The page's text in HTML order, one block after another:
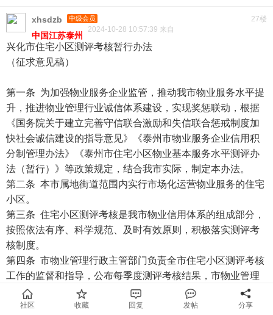
27楼
xhsdzb 中级会员
2024-10-28 10:57:39 来自
中国江苏泰州
兴化市住宅小区测评考核暂行办法
（征求意见稿）
第一条 为加强物业服务企业监管，推动我市物业服务水平提
升，推进物业管理行业诚信体系建设，实现奖惩联动，根据
《国务院关于建立完善守信联合激励和失信联合惩戒制度加
快社会诚信建设的指导意见》《泰州市物业服务企业信用积
分制管理办法》《泰州市住宅小区物业基本服务水平测评办
法（暂行）》等政策规定，结合我市实际，制定本办法。
第二条 本市属地街道范围内实行市场化运营物业服务的住宅
小区。
第三条 住宅小区测评考核是我市物业信用体系的组成部分，
按照依法有序、科学规范、及时有效原则，积极落实测评考
核制度。
第四条 市物业管理行政主管部门负责全市住宅小区测评考核
工作的监督和指导，公布每季度测评考核结果，市物业管理
行政主管部门负责住宅小区测评考核制度的具体执行以及评
分结果初审工作。
社区 收藏 回复 发帖 分享